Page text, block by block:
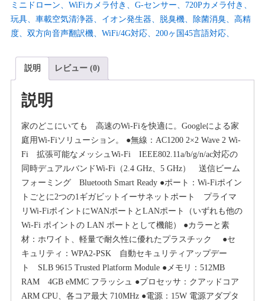
は
¥20,350
で
た。
格
は
¥14,661
す。
ミニドローン、WiFiカメラ付き、G-センサー、720Pカメラ付き、
玩具、車載空気清浄器、イオン発生器、脱臭機、除菌消臭、高精
度、双方向音声翻訳機、WiFi/4G対応、200ヶ国45言語対応、
説明 レビュー (0)
説明
家のどこにいても 高速のWi-Fiを快適に。Googleによる家
庭用Wi-Fiソリューション。 ●無線：AC1200 2×2 Wave 2 Wi-
Fi 拡張可能なメッシュWi-Fi IEEE802.11a/b/g/n/ac対応の
同時デュアルバンドWi-Fi（2.4 GHz、5 GHz） 送信ビーム
フォーミング Bluetooth Smart Ready ●ポート：Wi-Fiポイン
トごとに2つの1ギガビットイーサネットポート プライマ
リWi-FiポイントにWANポートとLANポート（いずれも他の
Wi-Fi ポイントの LAN ポートとして機能） ●カラーと素
材：ホワイト、軽量で耐久性に優れたプラスチック ●セ
キュリティ：WPA2-PSK 自動セキュリティアップデー
ト SLB 9615 Trusted Platform Module ●メモリ：512MB
RAM 4GB eMMC フラッシュ ●プロセッサ：クアッドコア
ARM CPU、各コア最大 710MHz ●電源：15W 電源アダプタ